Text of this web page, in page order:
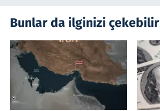
Bunlar da ilginizi çekebilir